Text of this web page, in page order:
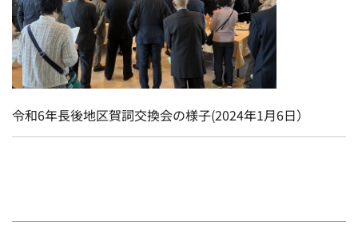
令和6年長後地区賀詞交換会の様子(2024年1月6日）